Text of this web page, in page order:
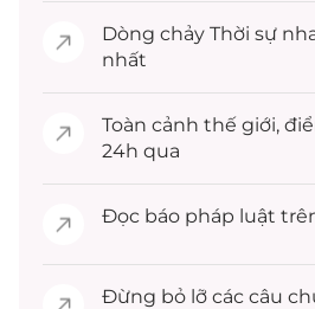
Dòng chảy Thời sự
nhất
Toàn cảnh thế giới,
24h qua
Đọc báo pháp luật
Đừng bỏ lỡ các câu